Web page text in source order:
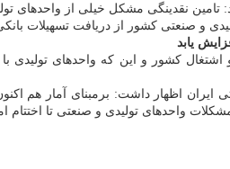
تامین نقدینگی مشکل خیلی از واحدهای
بانکی حدود ۳۱ درصد است و نیاز است که سهم بیشتری از تسهیلات بانکی به
اظهار داشت: برمبنای آمار هم اکنون
واحدهای تولیدی و صنعتی تا